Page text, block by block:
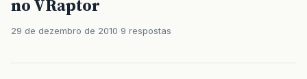
no VRaptor
29 de dezembro de 2010 9 respostas